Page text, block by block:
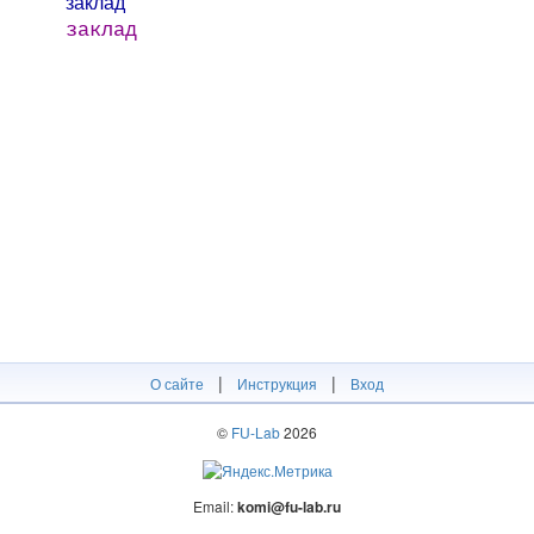
заклад
О сайте | Инструкция | Вход
© FU-Lab2026
Email:komi@fu-lab.ru